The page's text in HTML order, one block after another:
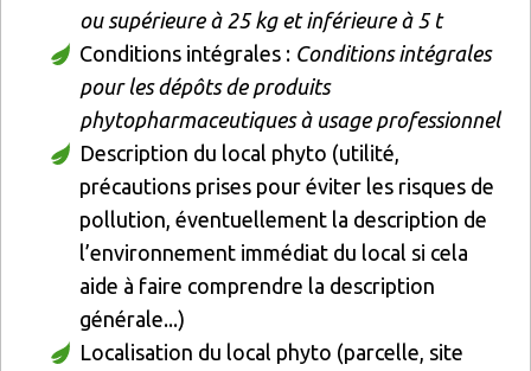
ou supérieure à 25 kg et inférieure à 5 t
Conditions intégrales : Conditions intégrales
pour les dépôts de produits
phytopharmaceutiques à usage professionnel
Description du local phyto (utilité,
précautions prises pour éviter les risques de
pollution, éventuellement la description de
l’environnement immédiat du local si cela
aide à faire comprendre la description
générale...)
Localisation du local phyto (parcelle, site